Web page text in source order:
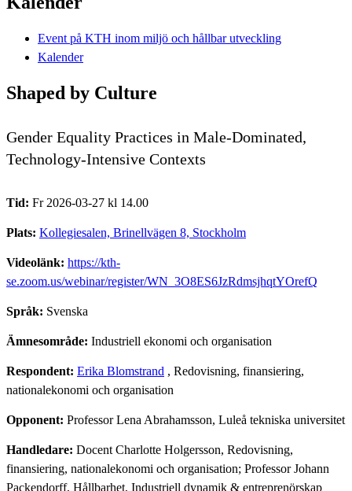
Event på KTH inom miljö och hållbar utveckling
Kalender
Shaped by Culture
Gender Equality Practices in Male-Dominated,
Technology-Intensive Contexts
Tid: Fr 2026-03-27 kl 14.00
Plats: Kollegiesalen, Brinellvägen 8, Stockholm
Videolänk: https://kth-
se.zoom.us/webinar/register/WN_3O8ES6JzRdmsjhqtYOrefQ
Språk: Svenska
Ämnesområde: Industriell ekonomi och organisation
Respondent: Erika Blomstrand , Redovisning, finansiering,
nationalekonomi och organisation
Opponent: Professor Lena Abrahamsson, Luleå tekniska universitet
Handledare: Docent Charlotte Holgersson, Redovisning,
finansiering, nationalekonomi och organisation; Professor Johann
Packendorff, Hållbarhet, Industriell dynamik & entreprenörskap